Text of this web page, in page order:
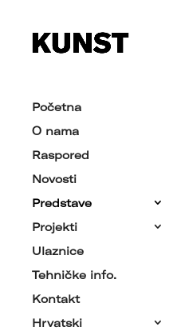
Početna
O nama
Raspored
Novosti
Predstave
Projekti
Ulaznice
Tehničke info.
Kontakt
Hrvatski